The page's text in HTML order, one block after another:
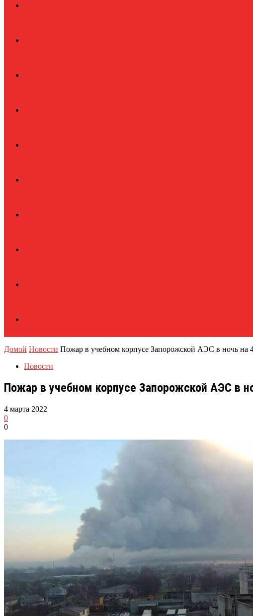
Домой Новости Пожар в учебном корпусе Запорожской АЭС в ночь на
Новости
Пожар в учебном корпусе Запорожской АЭС в
4 марта 2022
0
0